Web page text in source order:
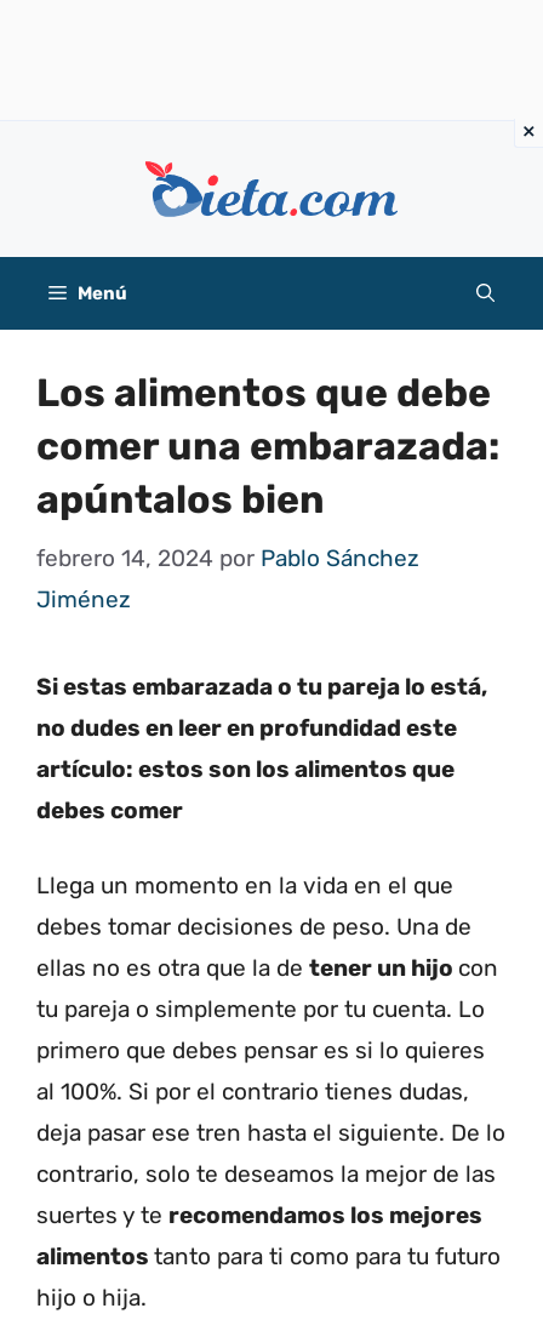
Menú
Los alimentos que debe
comer una embarazada:
apúntalos bien
febrero 14, 2024 por Pablo Sánchez
Jiménez
Si estas embarazada o tu pareja lo está,
no dudes en leer en profundidad este
artículo: estos son los alimentos que
debes comer
Llega un momento en la vida en el que
debes tomar decisiones de peso. Una de
ellas no es otra que la de tener un hijo con
tu pareja o simplemente por tu cuenta. Lo
primero que debes pensar es si lo quieres
al 100%. Si por el contrario tienes dudas,
deja pasar ese tren hasta el siguiente. De lo
contrario, solo te deseamos la mejor de las
suertes y te recomendamos los mejores
alimentos tanto para ti como para tu futuro
hijo o hija.